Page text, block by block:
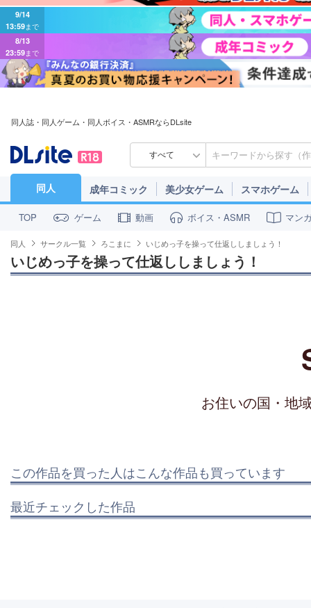
9/14
13:59 まで
8/13
23:59 まで
同人誌・同人ゲーム・同人ボイス・ASMRならDLsite
すべて
同人 成年コミック 美少女ゲーム スマホゲーム
TOP ゲーム 動画 ボイス・ASMR マン
同人 サークル一覧 ろこまに いじめっ子を操って仕返ししましょう！
いじめっ子を操って仕返ししましょう！
お住いの国・地
この作品を買った人はこんな作品も買っています
最近チェックした作品